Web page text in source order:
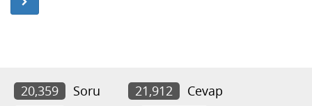
20,359 Soru 21,912
Cevap